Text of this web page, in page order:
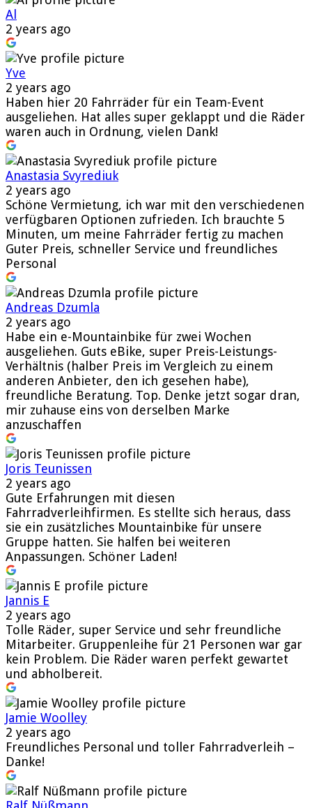
Al
2 years ago
Yve
2 years ago
Haben hier 20 Fahrräder für ein Team-Event
ausgeliehen. Hat alles super geklappt und die Räder
waren auch in Ordnung, vielen Dank!
Anastasia Svyrediuk
2 years ago
Schöne Vermietung, ich war mit den verschiedenen
verfügbaren Optionen zufrieden. Ich brauchte 5
Minuten, um meine Fahrräder fertig zu machen
Guter Preis, schneller Service und freundliches
Personal
Andreas Dzumla
2 years ago
Habe ein e-Mountainbike für zwei Wochen
ausgeliehen. Guts eBike, super Preis-Leistungs-
Verhältnis (halber Preis im Vergleich zu einem
anderen Anbieter, den ich gesehen habe),
freundliche Beratung. Top. Denke jetzt sogar dran,
mir zuhause eins von derselben Marke
anzuschaffen
Joris Teunissen
2 years ago
Gute Erfahrungen mit diesen
Fahrradverleihfirmen. Es stellte sich heraus, dass
sie ein zusätzliches Mountainbike für unsere
Gruppe hatten. Sie halfen bei weiteren
Anpassungen. Schöner Laden!
Jannis E
2 years ago
Tolle Räder, super Service und sehr freundliche
Mitarbeiter. Gruppenleihe für 21 Personen war gar
kein Problem. Die Räder waren perfekt gewartet
und abholbereit.
Jamie Woolley
2 years ago
Freundliches Personal und toller Fahrradverleih –
Danke!